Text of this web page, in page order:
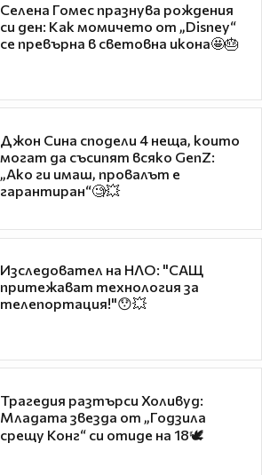
Селена Гомес празнува рождения
си ден: Как момичето от „Disney“
се превърна в световна икона🤩🎂
Джон Сина сподели 4 неща, които
могат да съсипят всяко GenZ:
„Ако ги имаш, провалът е
гарантиран“🧐💥
Изследовател на НЛО: "САЩ
притежават технология за
телепортация!"😯💥
Трагедия разтърси Холивуд:
Младата звезда от „Годзила
срещу Конг“ си отиде на 18🕊️